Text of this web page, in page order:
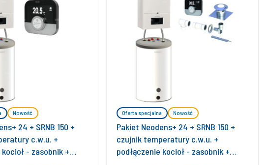
Nowość
24 + SRNB 150 +
c.w.u. +
- zasobnik +
Oferta specjalna Nowość
Pakiet Neodens+ 24 + SRNB 150 +
czujnik temperatury c.w.u. +
podłączenie kocioł - zasobnik +